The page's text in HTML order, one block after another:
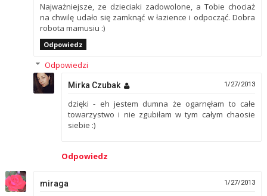
Najważniejsze, ze dzieciaki zadowolone, a Tobie chociaż
na chwilę udało się zamknąć w łazience i odpocząć. Dobra
robota mamusiu :)
Odpowiedz
Odpowiedzi
Mirka Czubak 1/27/2013
dzięki - eh jestem dumna że ogarnęłam to całe
towarzystwo i nie zgubiłam w tym całym chaosie
siebie :)
Odpowiedz
miraga 1/27/2013